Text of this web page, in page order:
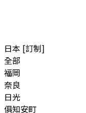
日本 [訂制]
全部
福岡
奈良
日光
俱知安町